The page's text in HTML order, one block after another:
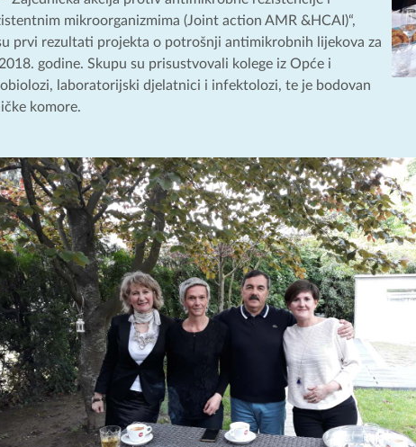
mikroorganizmima (Joint action AMR &HCAI)“,
prvi rezultati projekta o potrošnji antimikrobnih lijekova za
godine. Skupu su prisustvovali kolege iz Opće i
laboratorijski djelatnici i infektolozi, te je bodovan
komore.